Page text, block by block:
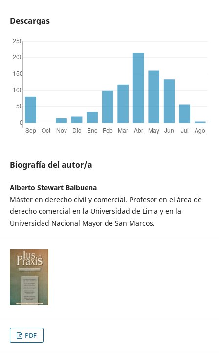
Descargas
Biografía del autor/a
Alberto Stewart Balbuena
Máster en derecho civil y comercial. Profesor en el área de
derecho comercial en la Universidad de Lima y en la
Universidad Nacional Mayor de San Marcos.
PDF